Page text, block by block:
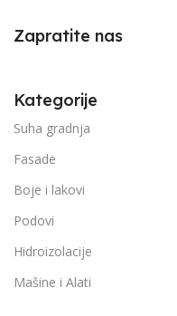
Zapratite nas
Kategorije
Suha gradnja
Fasade
Boje i lakovi
Podovi
Hidroizolacije
Mašine i Alati